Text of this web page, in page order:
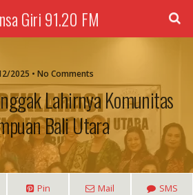
Giri 91.20 FM
2025 • No Comments
Lahirnya Komunitas
Bali Utara
Pin Mail SMS